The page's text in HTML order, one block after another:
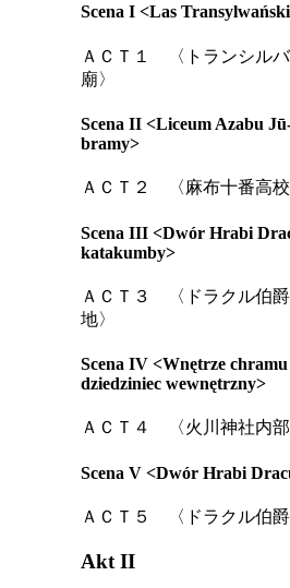
Scena I <Las
ＡＣＴ１ 〈トランシル
廟〉
Scena II <Liceum Azabu
bramy>
ＡＣＴ２ 〈麻布十番高校
Scena III <Dwór Hrabi
katakumby>
ＡＣＴ３ 〈ドラクル伯
地〉
Scena IV <Wnętrze
dziedziniec wewnętrzny>
ＡＣＴ４ 〈火川神社内部
Scena V <Dwór Hrabi
ＡＣＴ５ 〈ドラクル伯爵
Akt II